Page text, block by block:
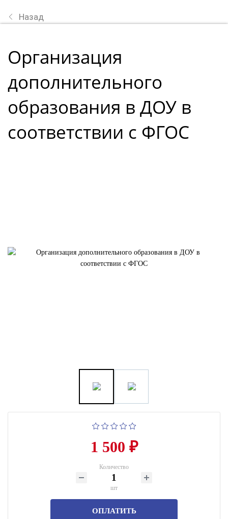
Назад
Организация
дополнительного
образования в ДОУ в
соответствии с ФГОС
1 500 ₽
Количество
шт
ОПЛАТИТЬ